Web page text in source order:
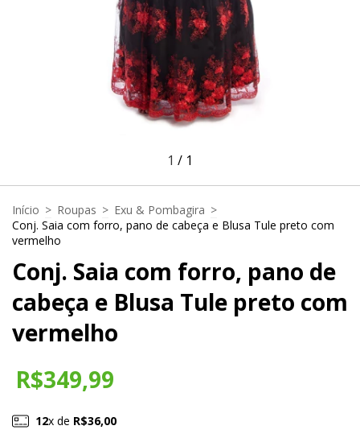
1 / 1
Início > Roupas > Exu & Pombagira >
Conj. Saia com forro, pano de cabeça e Blusa Tule preto com
vermelho
Conj. Saia com forro, pano de
cabeça e Blusa Tule preto com
vermelho
R$349,99
12x de R$36,00